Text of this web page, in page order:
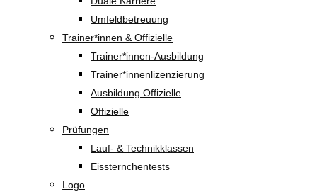
Umfeldbetreuung
Trainer*innen & Offizielle
Trainer*innen-Ausbildung
Trainer*innenlizenzierung
Ausbildung Offizielle
Offizielle
Prüfungen
Lauf- & Technikklassen
Eissternchentests
Logo